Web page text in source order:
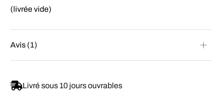
(livrée vide)
Avis (1)
Livré sous 10 jours ouvrables